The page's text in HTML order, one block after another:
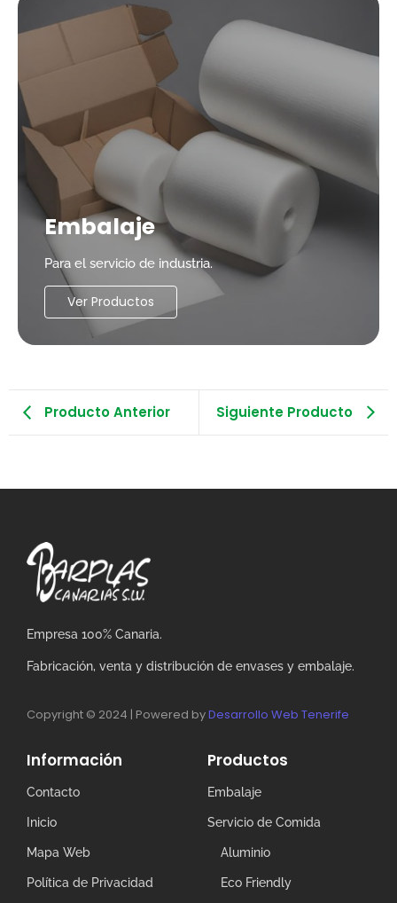
Embalaje
Para el servicio de industria.
Ver Productos
Producto Anterior Siguiente Producto
Empresa 100% Canaria.
Fabricación, venta y distribución de envases y embalaje.
Copyright © 2024 | Powered byDesarrollo Web Tenerife
Información
Contacto
Inicio
Mapa Web
Política de Privacidad
Productos
Embalaje
Servicio de Comida
Aluminio
Eco Friendly